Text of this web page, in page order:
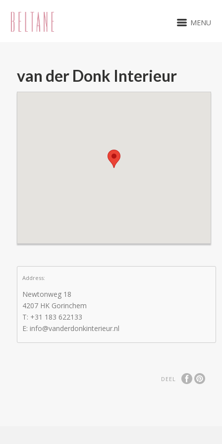
MENU
van der Donk Interieur
Address:
Newtonweg 18
4207 HK Gorinchem
T: +31 183 622133
E: info@vanderdonkinterieur.nl
DEEL